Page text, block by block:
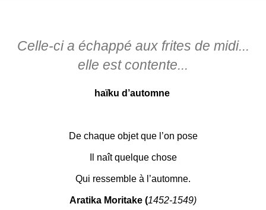
Celle-ci a échappé aux frites de midi...
elle est contente...
haïku d’automne
De chaque objet que l’on pose
Il naît quelque chose
Qui ressemble à l’automne.
Aratika Moritake (1452-1549)